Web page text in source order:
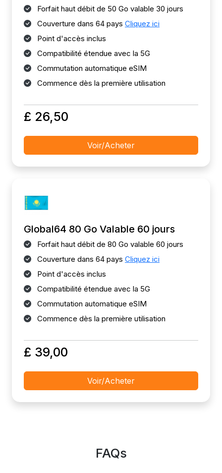
Forfait haut débit de 50 Go valable 30 jours
Couverture dans 64 pays Cliquez ici
Point d'accès inclus
Compatibilité étendue avec la 5G
Commutation automatique eSIM
Commence dès la première utilisation
£ 26,50
Voir/Acheter
Global64 80 Go Valable 60 jours
Forfait haut débit de 80 Go valable 60 jours
Couverture dans 64 pays Cliquez ici
Point d'accès inclus
Compatibilité étendue avec la 5G
Commutation automatique eSIM
Commence dès la première utilisation
£ 39,00
Voir/Acheter
FAQs